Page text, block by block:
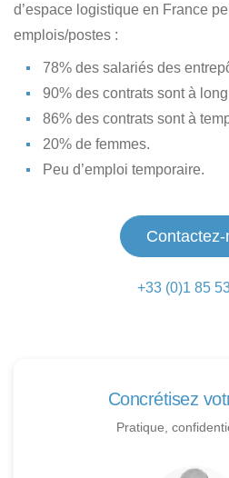
d’espace logistique en France
emplois/postes :
78% des salariés des
90% des contrats sont à
86% des contrats sont à
20% de femmes.
Peu d’emploi temporaire.
+33 (0)1 85
Concrétisez
Pratique,